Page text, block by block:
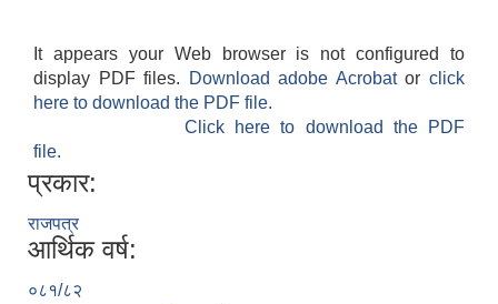
It appears your Web browser is not configured to
display PDF files.
Download adobe Acrobatorclick
here to download the PDF file.
Click here to download the PDF
file.
प्रकार:
राजपत्र
आर्थिक वर्ष:
०८१/८२